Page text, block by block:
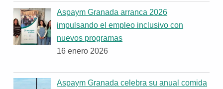
Aspaym Granada arranca 2026
impulsando el empleo inclusivo con
nuevos programas
16 enero 2026
Aspaym Granada celebra su anual comida